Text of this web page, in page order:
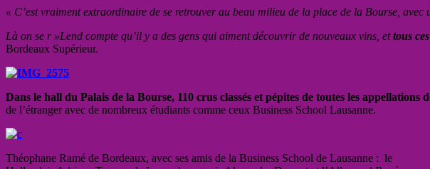
« C’est vraiment extraordinaire de se retrouver au beau milieu de la place de la Bourse,
Là on se r »Lend compte qu’il y a des gens qui aiment découvrir de nouveaux vins, ettous
Bordeaux Supérieur.
Dans le hall du Palais de la Bourse, 110 crus classés et pépites de toutes les appellations
de l’étranger avec de nombreux étudiants comme ceux Business School Lausanne.
Théophane Ramé de Bordeaux, avec ses amis de la Business School de Lausanne : le